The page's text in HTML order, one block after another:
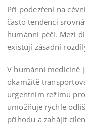
Při podezření na
často tendenci
humánní péčí. Mezi
existují zásadní
V humánní medicíně
okamžitě
urgentním režimu
umožňuje rychle
příhodu a zahájit